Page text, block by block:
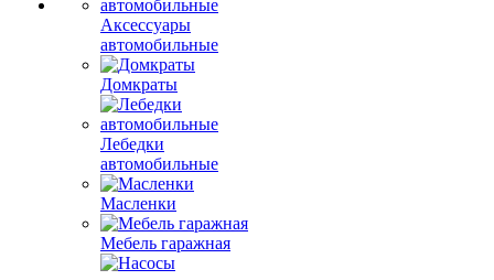
Аксессуары
автомобильные
Домкраты
Лебедки
автомобильные
Масленки
Мебель гаражная